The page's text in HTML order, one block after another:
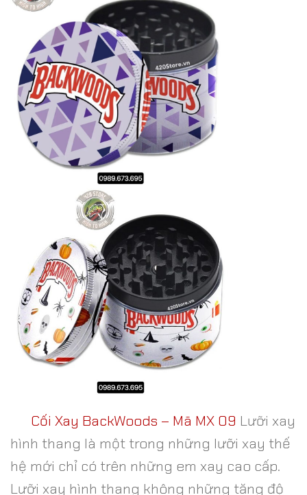
Cối Xay BackWoods – Mã MX 09 Lưỡi xay
hình thang là một trong những lưỡi xay thế
hệ mới chỉ có trên những em xay cao cấp.
Lưỡi xay hình thang không những tăng độ